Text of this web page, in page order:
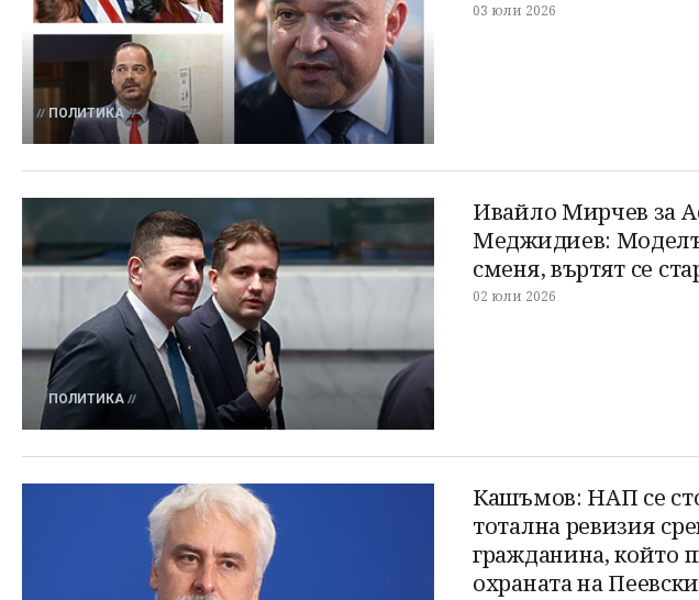
ПОЛИТИКА
03 юли 2026
ПОЛИТИКА
Ивайло Мирчев за
Меджидиев:
сменя, въртят се
02 юли 2026
Кашъмов: НАП се
тотална ревизия
гражданина, който
охраната на Пеевски